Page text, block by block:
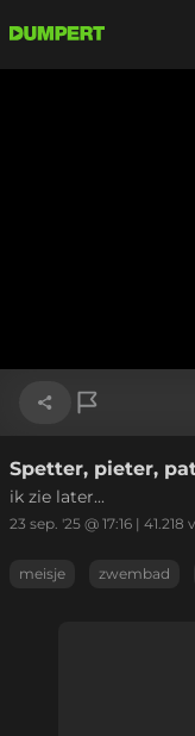
Link kopiëren
Spetter, pieter,
ik zie later...
23 sep. '25 @ 17:16 | 41.218
meisje zwembad